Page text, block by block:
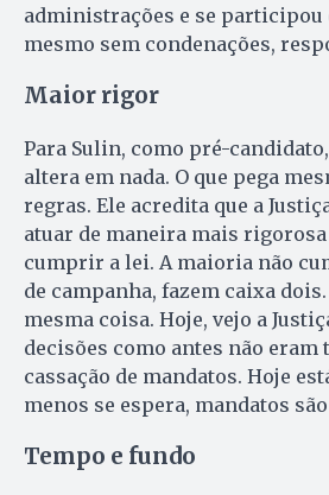
administrações e se participou
mesmo sem condenações,
Maior rigor
Para Sulin, como pré-
altera em nada. O que pega
regras. Ele acredita que a
atuar de maneira mais rigorosa
cumprir a lei. A maioria não
de campanha, fazem caixa
mesma coisa. Hoje, vejo a
decisões como antes não eram
cassação de mandatos. Hoje
menos se espera, mandatos
Tempo e fundo